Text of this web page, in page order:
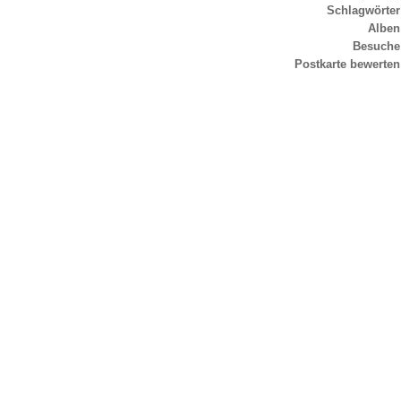
Schlagwörter
Alben
Besuche
Postkarte bewerten